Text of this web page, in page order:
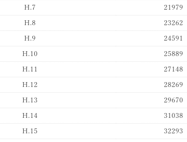
H.7 21979
H.8 23262
H.9 24591
H.10 25889
H.11 27148
H.12 28269
H.13 29670
H.14 31038
H.15 32293